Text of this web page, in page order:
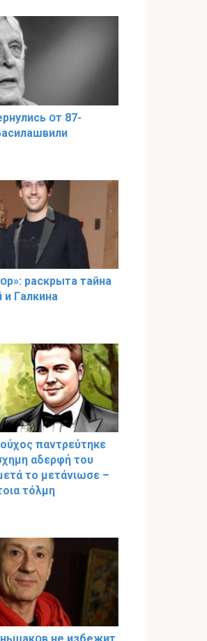
օт 87-
рaскрыта тaйна
и Гaлкина
παντρεύτηκε
αδερφή του
το μετάνιωσε –
τόλμη